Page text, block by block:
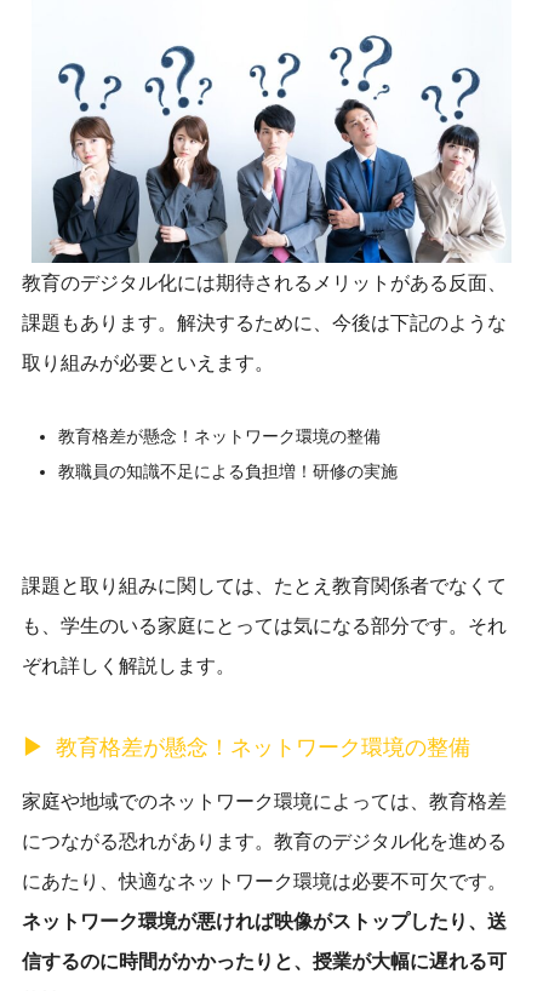
教育のデジタル化には期待されるメリットがある反面、
課題もあります。解決するために、今後は下記のような
取り組みが必要といえます。
教育格差が懸念！ネットワーク環境の整備
教職員の知識不足による負担増！研修の実施
課題と取り組みに関しては、たとえ教育関係者でなくて
も、学生のいる家庭にとっては気になる部分です。それ
ぞれ詳しく解説します。
教育格差が懸念！ネットワーク環境の整備
家庭や地域でのネットワーク環境によっては、教育格差
につながる恐れがあります。教育のデジタル化を進める
にあたり、快適なネットワーク環境は必要不可欠です。
ネットワーク環境が悪ければ映像がストップしたり、送
信するのに時間がかかったりと、授業が大幅に遅れる可